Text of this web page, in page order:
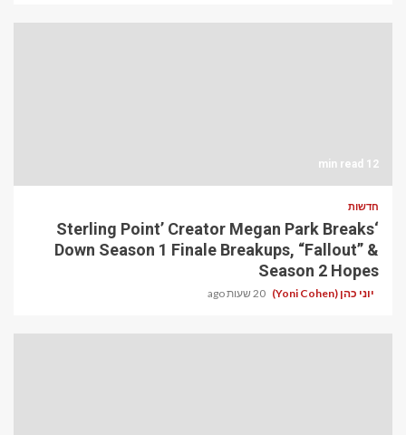
‘Sterling Point’
Down Season 1